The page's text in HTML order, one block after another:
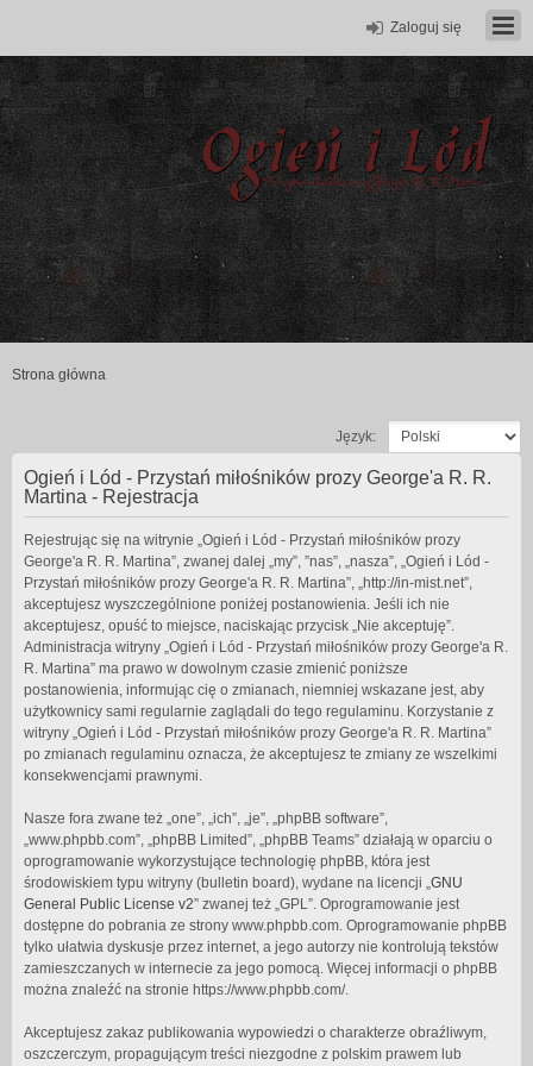
Zaloguj się
Strona główna
Język:
Ogień i Lód - Przystań miłośników prozy George'a R. R.
Martina - Rejestracja
Rejestrując się na witrynie „Ogień i Lód - Przystań miłośników prozy
George'a R. R. Martina”, zwanej dalej „my”, ”nas”, „nasza”, „Ogień i Lód -
Przystań miłośników prozy George'a R. R. Martina”, „http://in-mist.net”,
akceptujesz wyszczególnione poniżej postanowienia. Jeśli ich nie
akceptujesz, opuść to miejsce, naciskając przycisk „Nie akceptuję”.
Administracja witryny „Ogień i Lód - Przystań miłośników prozy George'a R.
R. Martina” ma prawo w dowolnym czasie zmienić poniższe
postanowienia, informując cię o zmianach, niemniej wskazane jest, aby
użytkownicy sami regularnie zaglądali do tego regulaminu. Korzystanie z
witryny „Ogień i Lód - Przystań miłośników prozy George'a R. R. Martina”
po zmianach regulaminu oznacza, że akceptujesz te zmiany ze wszelkimi
konsekwencjami prawnymi.
Nasze fora zwane też „one”, „ich”, „je”, „phpBB software”,
„www.phpbb.com”, „phpBB Limited”, „phpBB Teams” działają w oparciu o
oprogramowanie wykorzystujące technologię phpBB, która jest
środowiskiem typu witryny (bulletin board), wydane na licencji „GNU
General Public License v2” zwanej też „GPL”. Oprogramowanie jest
dostępne do pobrania ze strony www.phpbb.com. Oprogramowanie phpBB
tylko ułatwia dyskusje przez internet, a jego autorzy nie kontrolują tekstów
zamieszczanych w internecie za jego pomocą. Więcej informacji o phpBB
można znaleźć na stronie https://www.phpbb.com/.
Akceptujesz zakaz publikowania wypowiedzi o charakterze obraźliwym,
oszczerczym, propagującym treści niezgodne z polskim prawem lub